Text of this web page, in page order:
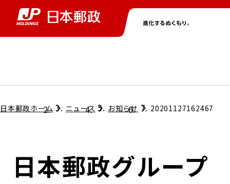
グループ情報トップ
コンプライアンス
株主・投資家情報トップ
個人投資家のみなさまへ
ニューストップ
サステナビリティトップ
担当役員メッセージ
採用情報トップ
日本郵政ホーム ニュース お知らせ 20201127162467
日本郵政グループ